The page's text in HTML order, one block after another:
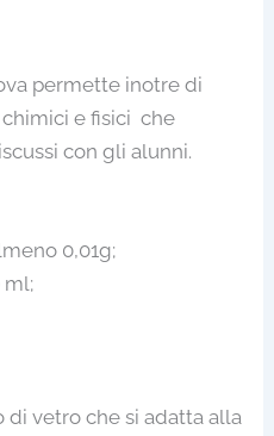
permette inotre di
e fisici che
con gli alunni.
0,01g;
ml;
vetro che si adatta alla